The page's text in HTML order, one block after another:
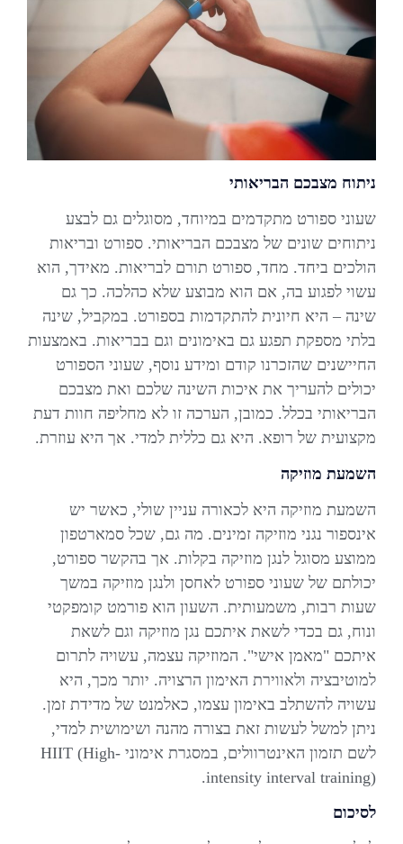
ניתוח מצבכם הבריאותי
שעוני ספורט מתקדמים במיוחד, מסוגלים גם לבצע
ניתוחים שונים של מצבכם הבריאותי. ספורט ובריאות
הולכים ביחד. מחד, ספורט תורם לבריאות. מאידך, הוא
עשוי לפגוע בה, אם הוא מבוצע שלא כהלכה. כך גם
שינה – היא חיונית להתקדמות בספורט. במקביל, שינה
בלתי מספקת תפגע גם באימונים וגם בבריאות. באמצעות
החיישנים שהזכרנו קודם ומידע נוסף, שעוני הספורט
יכולים להעריך את איכות השינה שלכם ואת מצבכם
הבריאותי בכלל. כמובן, הערכה זו לא מחליפה חוות דעת
מקצועית של רופא. היא גם כללית למדי. אך היא עוזרת.
השמעת מוזיקה
השמעת מוזיקה היא לכאורה עניין שולי, כאשר יש
אינספור נגני מוזיקה זמינים. מה גם, שכל סמארטפון
ממוצע מסוגל לנגן מוזיקה בקלות. אך בהקשר ספורט,
יכולתם של שעוני ספורט לאחסן ולנגן מוזיקה במשך
שעות רבות, משמעותית. השעון הוא פורמט קומפקטי
ונוח, גם בכדי לשאת איתכם נגן מוזיקה וגם לשאת
איתכם "מאמן אישי". המוזיקה עצמה, עשויה לתרום
למוטיבציה ולאווירת האימון הרצויה. יותר מכך, היא
עשויה להשתלב באימון עצמו, כאלמנט של מדידת זמן.
ניתן למשל לעשות זאת בצורה מהנה ושימושית למדי,
לשם תזמון האינטרוולים, במסגרת אימוני HIIT (High-
intensity interval training).
לסיכום